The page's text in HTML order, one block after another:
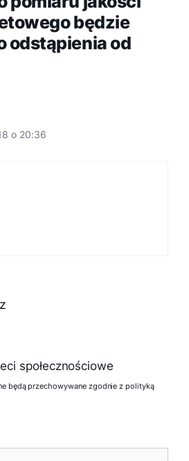
będzie
odstąpienia od
o 20:36
społecznościowe
będą przechowywane zgodnie z polityką